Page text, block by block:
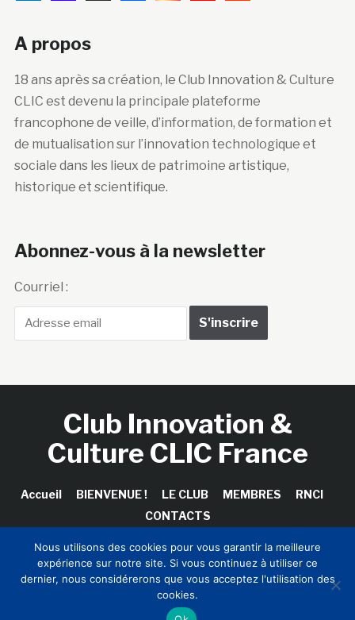
A propos
18 ans après sa création, le Club Innovation & Culture
CLIC est devenu la principale plateforme
francophone de veille, d’information, de formation et
de mutualisation sur l’innovation technologique et
sociale dans les lieux de patrimoine artistique,
historique et scientifique.
Abonnez-vous à la newsletter
Courriel :
Club Innovation &
Culture CLIC France
Accueil BIENVENUE ! LE CLUB MEMBRES
RNCI
CONTACTS
Copyright © 2026 Club Innovation & Culture CLIC France /
Sinapses Conseils
Nous utilisons des cookies pour vous garantir la meilleure
expérience sur notre site. Si vous continuez à utiliser ce
dernier, nous considérerons que vous acceptez l'utilisation des
cookies.